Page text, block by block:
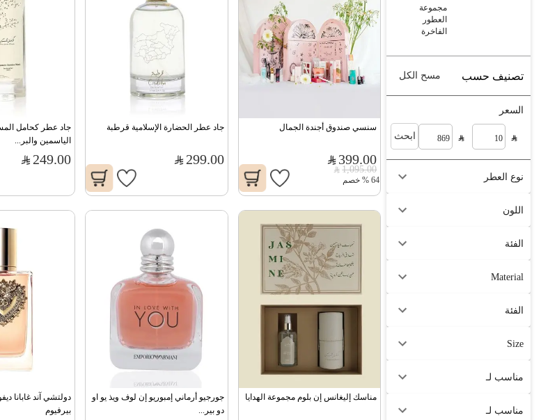
مجموعة
العطور
الفاخرة
تصنيف حسب مسح الكل
السعر
ابحث
نوع العطر
اللون
الفئة
Material
الفئة
Size
مناسب لـ
مناسب لـ
سنسي صندوق أجندة الجمال
399.00
1,095.00
64
% خصم
جاد عطر الحضارة الإسلامية قرطبة
299.00
الياسمين والبر...
249.00
مناسك إليغانس إن بلوم مجموعة الهدايا
دو بير...
بيرفيوم